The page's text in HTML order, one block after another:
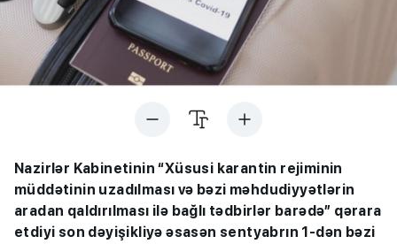
Nazirlər Kabinetinin “Xüsusi karantin rejiminin
müddətinin uzadılması və bəzi məhdudiyyətlərin
aradan qaldırılması ilə bağlı tədbirlər barədə” qərara
etdiyi son dəyişikliyə əsasən sentyabrın 1-dən bəzi